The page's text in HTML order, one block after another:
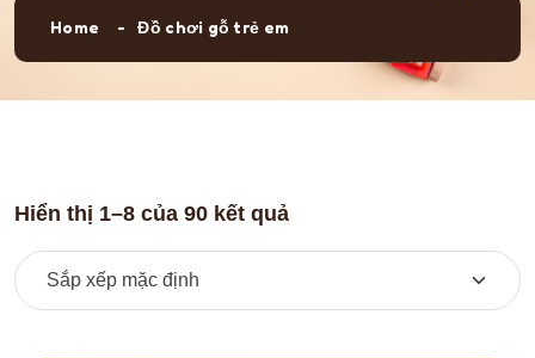
Home Đồ chơi gỗ trẻ em
Hiển thị 1–8 của 90 kết quả